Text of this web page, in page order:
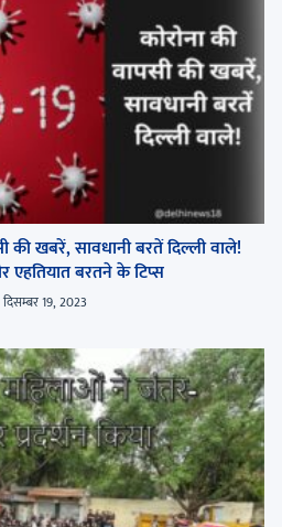
की खबरें, सावधानी बरतें दिल्ली वाले!
बरतने के टिप्स
दिसम्बर 19, 2023